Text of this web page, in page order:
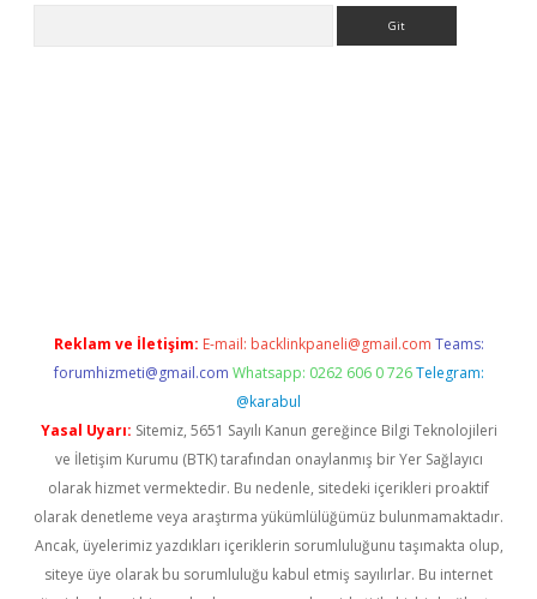
Reklam ve İletişim: E-mail: backlinkpaneli@gmail.com Teams:
forumhizmeti@gmail.com Whatsapp: 0262 606 0 726 Telegram:
@karabul
Yasal Uyarı: Sitemiz, 5651 Sayılı Kanun gereğince Bilgi Teknolojileri
ve İletişim Kurumu (BTK) tarafından onaylanmış bir Yer Sağlayıcı
olarak hizmet vermektedir. Bu nedenle, sitedeki içerikleri proaktif
olarak denetleme veya araştırma yükümlülüğümüz bulunmamaktadır.
Ancak, üyelerimiz yazdıkları içeriklerin sorumluluğunu taşımakta olup,
siteye üye olarak bu sorumluluğu kabul etmiş sayılırlar. Bu internet